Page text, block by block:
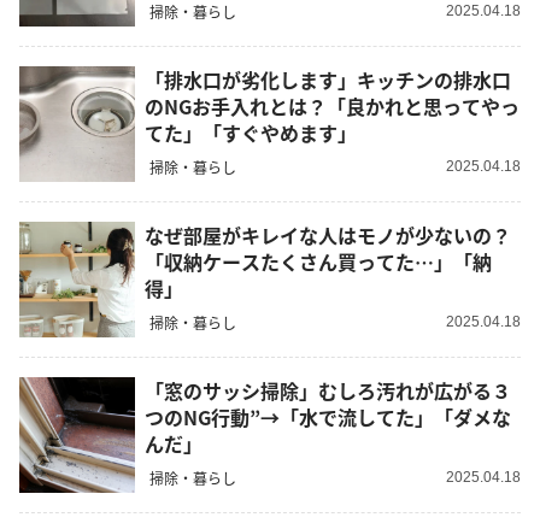
掃除・暮らし 2025.04.18
「排水口が劣化します」キッチンの排水口
のNGお手入れとは？「良かれと思ってやっ
てた」「すぐやめます」
掃除・暮らし 2025.04.18
なぜ部屋がキレイな人はモノが少ないの？
「収納ケースたくさん買ってた…」「納
得」
掃除・暮らし 2025.04.18
「窓のサッシ掃除」むしろ汚れが広がる３
つのNG行動”→「水で流してた」「ダメな
んだ」
掃除・暮らし 2025.04.18